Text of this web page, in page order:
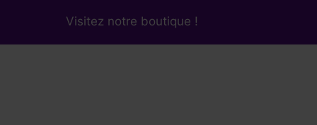
Visitez notre boutique !